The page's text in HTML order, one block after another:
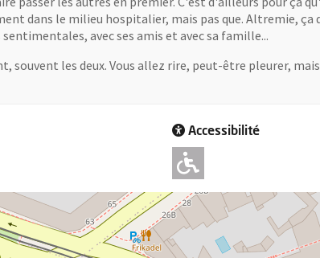
dans le milieu hospitalier, mais pas que. Altremie, ça
avec ses amis et avec sa famille...
souvent les deux. Vous allez rire, peut-être pleurer,
Accessibilité
Adapté pour